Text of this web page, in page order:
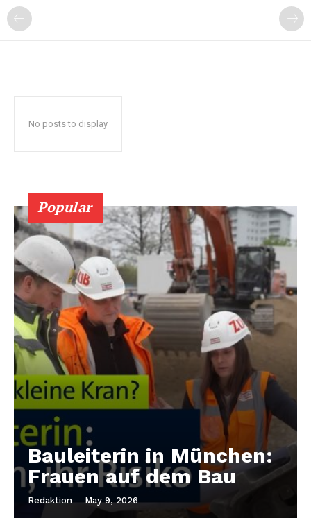
No posts to display
Popular
Bauleiterin in München:
Frauen auf dem Bau
Redaktion - May 9, 2026